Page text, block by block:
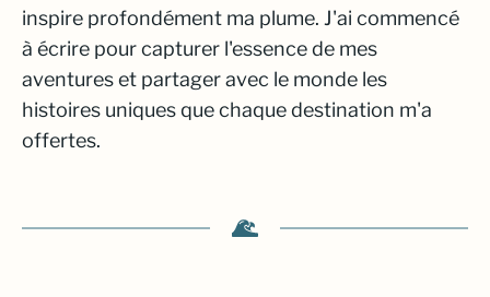
inspire profondément ma plume. J'ai commencé
à écrire pour capturer l'essence de mes
aventures et partager avec le monde les
histoires uniques que chaque destination m'a
offertes.